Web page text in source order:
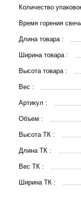
Количество
Время горения
Длина товара :
Ширина товара :
Высота товара :
Вес :
Артикул :
Объем :
Высота ТК :
Длина ТК :
Вес ТК :
Ширина ТК :